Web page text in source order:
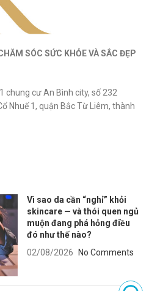
SÓC SỨC KHỎEVÀSẮC ĐẸP
cư An Bình city, số 232
Nhuế 1, quận Bắc Từ Liêm, thành
Vì sao da cần “nghỉ” khỏi
skincare — và thói quen ngủ
muộn đang phá hỏng điều
đó như thế nào?
02/08/2026
No Comments